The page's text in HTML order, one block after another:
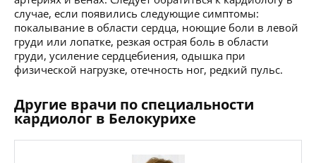
случае, если появились следующие симптомы:
покалывание в области сердца, ноющие боли в левой
груди или лопатке, резкая острая боль в области
груди, усиление сердцебиения, одышка при
физической нагрузке, отечность ног, редкий пульс.
Другие врачи по специальности
кардиолог в Белокурихе